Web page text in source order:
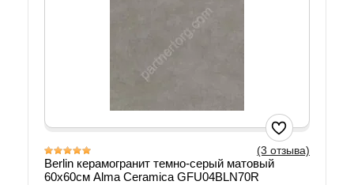
(3 отзыва)
Berlin керамогранит темно-серый матовый
60х60см Alma Ceramica GFU04BLN70R